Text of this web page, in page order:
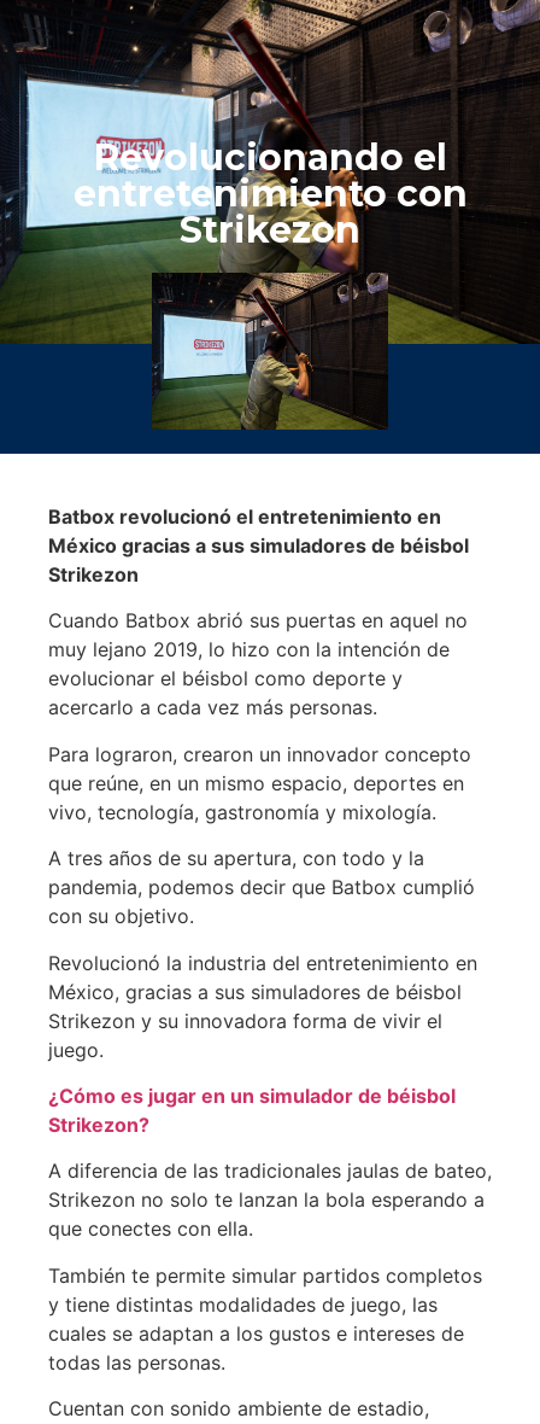
Revolucionando el
entretenimiento con
Strikezon
Batbox revolucionó el entretenimiento en
México gracias a sus simuladores de béisbol
Strikezon
Cuando Batbox abrió sus puertas en aquel no
muy lejano 2019, lo hizo con la intención de
evolucionar el béisbol como deporte y
acercarlo a cada vez más personas.
Para lograron, crearon un innovador concepto
que reúne, en un mismo espacio, deportes en
vivo, tecnología, gastronomía y mixología.
A tres años de su apertura, con todo y la
pandemia, podemos decir que Batbox cumplió
con su objetivo.
Revolucionó la industria del entretenimiento en
México, gracias a sus simuladores de béisbol
Strikezon y su innovadora forma de vivir el
juego.
¿Cómo es jugar en un simulador de béisbol
Strikezon?
A diferencia de las tradicionales jaulas de bateo,
Strikezon no solo te lanzan la bola esperando a
que conectes con ella.
También te permite simular partidos completos
y tiene distintas modalidades de juego, las
cuales se adaptan a los gustos e intereses de
todas las personas.
Cuentan con sonido ambiente de estadio,